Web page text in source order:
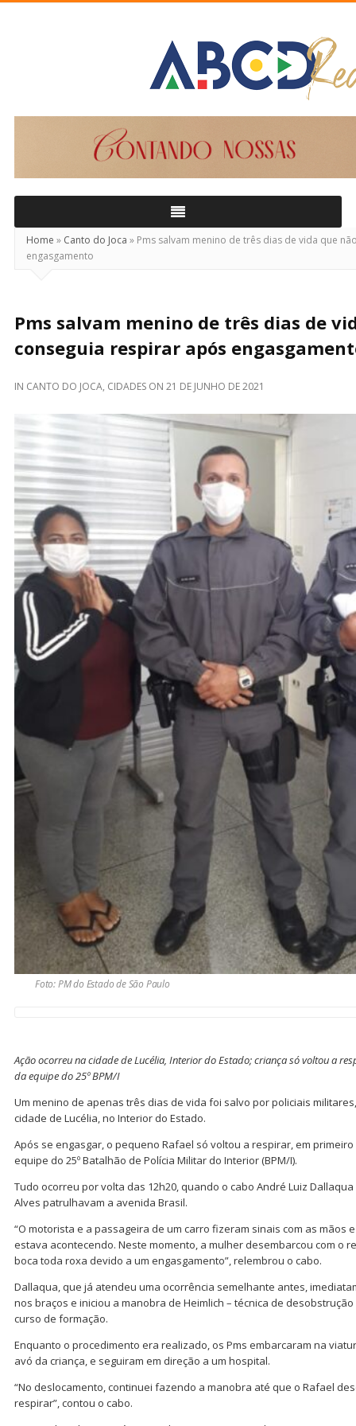
Home » Canto do Joca » Pms salvam menino de três dias de vida que
engasgamento
Pms salvam menino de três dias de
conseguia respirar após
IN CANTO DO JOCA, CIDADES ON 21 DE JUNHO DE 2021
Foto: PM do Estado de São Paulo
Ação ocorreu na cidade de Lucélia, Interior do Estado; criança só voltou a
da equipe do 25º BPM/I
Um menino de apenas três dias de vida foi salvo por policiais
cidade de Lucélia, no Interior do Estado.
Após se engasgar, o pequeno Rafael só voltou a respirar, em
equipe do 25º Batalhão de Polícia Militar do Interior (BPM/I).
Tudo ocorreu por volta das 12h20, quando o cabo André Luiz
Alves patrulhavam a avenida Brasil.
“O motorista e a passageira de um carro fizeram sinais com as mãos
estava acontecendo. Neste momento, a mulher desembarcou com o
boca toda roxa devido a um engasgamento”, relembrou o cabo.
Dallaqua, que já atendeu uma ocorrência semelhante antes,
nos braços e iniciou a manobra de Heimlich – técnica de
curso de formação.
Enquanto o procedimento era realizado, os Pms embarcaram na
avó da criança, e seguiram em direção a um hospital.
“No deslocamento, continuei fazendo a manobra até que o Rafael
respirar”, contou o cabo.